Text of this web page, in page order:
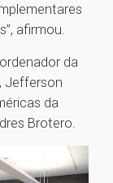
afirmou.
da
Jefferson
da
Brotero.